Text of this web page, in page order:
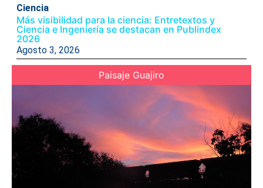
Ciencia
Más visibilidad para la ciencia: Entretextos y
Ciencia e Ingeniería se destacan en Publindex
2026
Agosto 3, 2026
Paisaje Guajiro